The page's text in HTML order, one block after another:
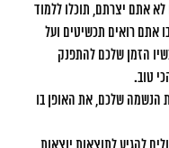
אתם יצרתם, תוכלו ללמוד
אתם רואים תכשיטים ועל
הזמן שלכם להתפנק
טוב.
שלכם, את האופן בו